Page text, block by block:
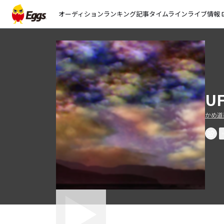
オーディションランキング記事タイムラインライブ情報
かめ